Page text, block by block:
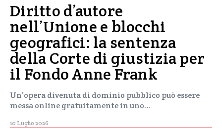
Diritto d’autore
nell’Unione e blocchi
geografici: la sentenza
della Corte di giustizia per
il Fondo Anne Frank
Un’opera divenuta di dominio pubblico può essere
messa online gratuitamente in uno…
10 Luglio 2026